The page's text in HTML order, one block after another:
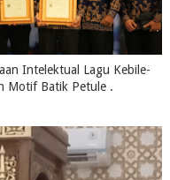
Intelektual Lagu Kebile-
Motif Batik Petule .